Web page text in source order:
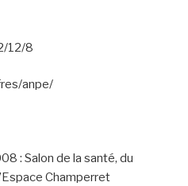
12/8
anpe/
: Salon de la santé, du
Champerret